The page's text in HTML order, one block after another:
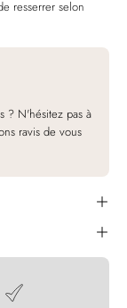
resserrer selon
? N'hésitez pas à
ravis de vous